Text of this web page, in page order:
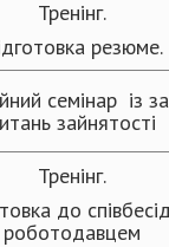
Тренінг.
резюме.
семінар із
зайнятості
Тренінг.
до
роботодавцем